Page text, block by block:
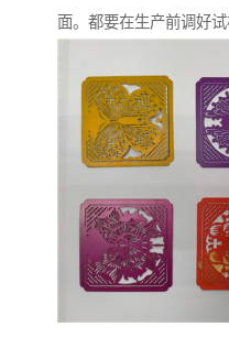
面。都要在生产前调好